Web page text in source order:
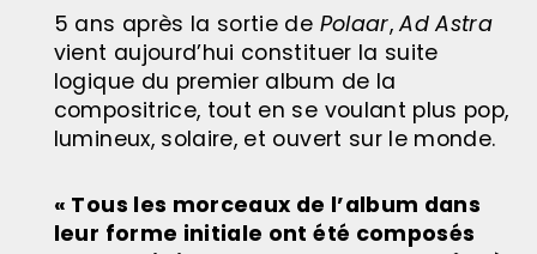
5 ans après la sortie de Polaar,Ad Astra
vient aujourd’hui constituer la suite
logique du premier album de la
compositrice, tout en se voulant plus pop,
lumineux, solaire, et ouvert sur le monde.
« Tous les morceaux de l’album dans
leur forme initiale ont été composés